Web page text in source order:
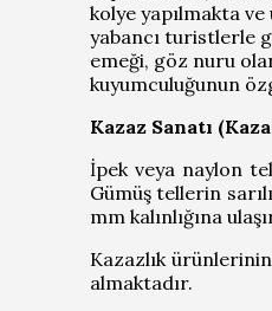
kolye yapılmakta
yabancı turistlerle
emeği, göz nuru
kuyumculuğunun
Kazaz Sanatı
İpek veya naylon
Gümüş tellerin
mm kalınlığına
Kazazlık
almaktadır.